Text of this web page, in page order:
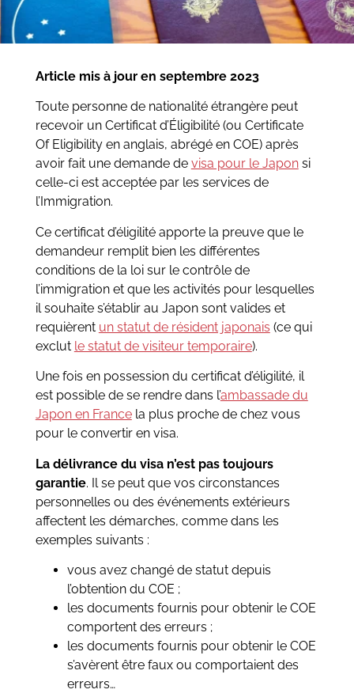
Article mis à jour en septembre 2023
Toute personne de nationalité étrangère peut
recevoir un Certificat d’Éligibilité (ou Certificate
Of Eligibility en anglais, abrégé en COE) après
avoir fait une demande de visa pour le Japonsi
celle-ci est acceptée par les services de
l’Immigration.
Ce certificat d’éligilité apporte la preuve que le
demandeur remplit bien les différentes
conditions de la loi sur le contrôle de
l’immigration et que les activités pour lesquelles
il souhaite s’établir au Japon sont valides et
requièrent un statut de résident japonais (ce qui
exclut le statut de visiteur temporaire).
Une fois en possession du certificat d’éligilité, il
est possible de se rendre dans l’ambassade du
Japon en Francela plus proche de chez vous
pour le convertir en visa.
La délivrance du visa n’est pas toujours
garantie. Il se peut que vos circonstances
personnelles ou des événements extérieurs
affectent les démarches, comme dans les
exemples suivants :
vous avez changé de statut depuis
l’obtention du COE ;
les documents fournis pour obtenir le COE
comportent des erreurs ;
les documents fournis pour obtenir le COE
s’avèrent être faux ou comportaient des
erreurs…